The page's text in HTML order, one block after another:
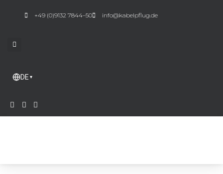
+49 (0)9132 7844–50 info@kabelpflug.de
DE ▾